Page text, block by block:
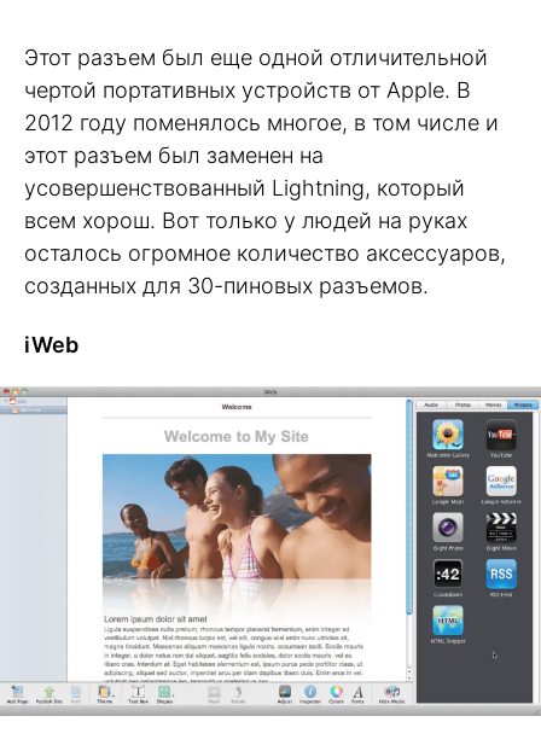
Этот разъем был еще одной отличительной
чертой портативных устройств от Apple. В
2012 году поменялось многое, в том числе и
этот разъем был заменен на
усовершенствованный Lightning, который
всем хорош. Вот только у людей на руках
осталось огромное количество аксессуаров,
созданных для 30-пиновых разъемов.
iWeb